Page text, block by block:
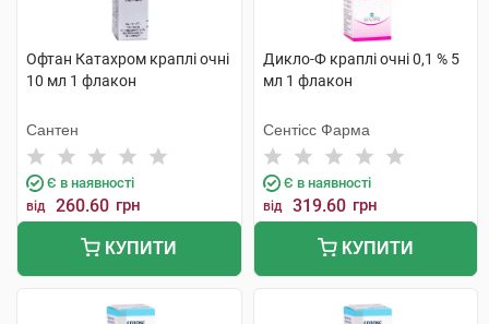
Офтан Катахром краплі очні
10 мл 1 флакон
Сантен
Є в наявності
від 260.60 грн
КУПИТИ
Дикло-Ф краплі очні 0,1 % 5
мл 1 флакон
Сентісс Фарма
Є в наявності
від 319.60 грн
КУПИТИ